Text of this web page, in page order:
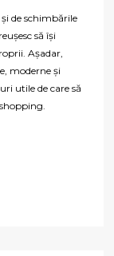
de schimbările
să își
Așadar,
moderne și
utile de care să